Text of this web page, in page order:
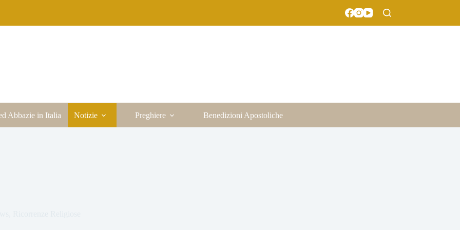
Abbazie in Italia Notizie Preghiere Benedizioni Apostoliche